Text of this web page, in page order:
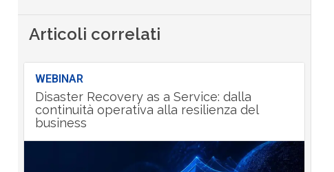
Articoli correlati
WEBINAR
Disaster Recovery as a Service: dalla
continuità operativa alla resilienza del
business